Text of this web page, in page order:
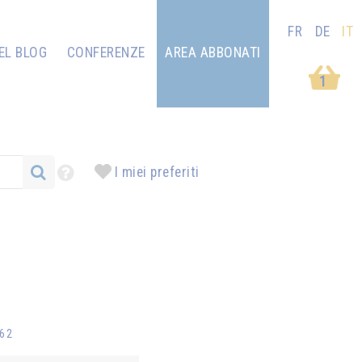
BLOG
CONFERENZE
1
AREA ABBONATI
FR DE IT
I miei preferiti